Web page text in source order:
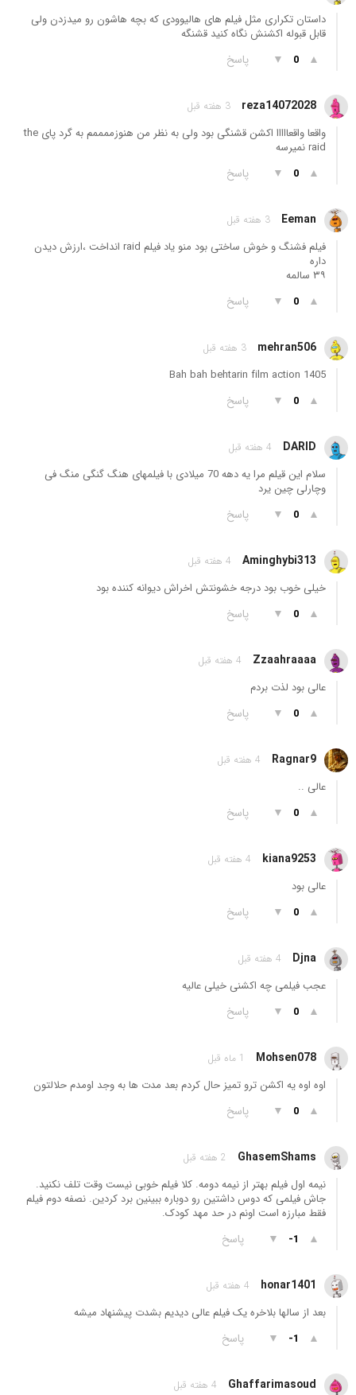
داستان تکراری مثل فیلم های هالیوودی که بچه هاشون رو میدزدن ولی
قابل قبوله اکشنش نگاه کنید قشنگه
▲
0
▼ پاسخ
reza14072028 3 هفته قبل
واقعا واقعااااا اکشن قشنگی بود ولی به نظر من هنوزممممم به گرد پای the
raid نمیرسه
▲
0
▼ پاسخ
Eeman 3 هفته قبل
فیلم فشنگ و خوش ساختی بود منو یاد فیلم raid انداخت ،ارزش دیدن
داره
۳۹ سالمه
▲
0
▼ پاسخ
mehran506 3 هفته قبل
Bah bah behtarin film action 1405
▲
0
▼ پاسخ
DARID 4 هفته قبل
سلام این قیلم مرا یه دهه 70 میلادی با فیلمهای هنگ گنگی منگ فی
وچارلی چین یرد
▲
0
▼ پاسخ
Aminghybi313 4 هفته قبل
خیلی خوب بود درجه خشونتش اخراش دیوانه کننده بود
▲
0
▼ پاسخ
Zzaahraaaa 4 هفته قبل
عالی بود لذت بردم
▲
0
▼ پاسخ
Ragnar9 4 هفته قبل
عالی ..
▲
0
▼ پاسخ
kiana9253 4 هفته قبل
عالی بود
▲
0
▼ پاسخ
Djna 4 هفته قبل
عجب فیلمی چه اکشنی خیلی عالیه
▲
0
▼ پاسخ
Mohsen078 1 ماه قبل
اوه اوه یه اکشن ترو تمیز حال کردم بعد مدت ها به وجد اومدم حلالتون
▲
0
▼ پاسخ
GhasemShams 2 هفته قبل
نیمه اول فیلم بهتر از نیمه دومه. کلا فیلم خوبی نیست وقت تلف نکنید.
جاش فیلمی که دوس داشتین رو دوباره ببینین برد کردین. نصفه دوم فیلم
فقط مبارزه است اونم در حد مهد کودک.
▲
-1
▼ پاسخ
honar1401 4 هفته قبل
بعد از سالها بلاخره یک فیلم عالی دیدیم بشدت پیشنهاد میشه
▲
-1
▼ پاسخ
Ghaffarimasoud 4 هفته قبل